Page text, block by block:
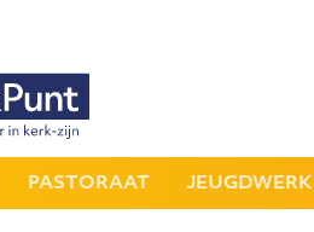
PASTORAAT JEUGDWERK